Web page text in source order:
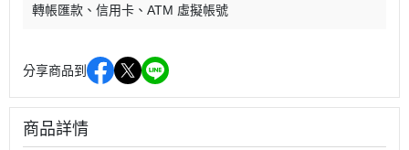
轉帳匯款
信用卡 ATM 虛擬帳號
分享商品到
商品詳情